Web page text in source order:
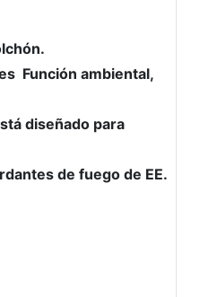
Función ambiental,
diseñado para
de fuego de EE.